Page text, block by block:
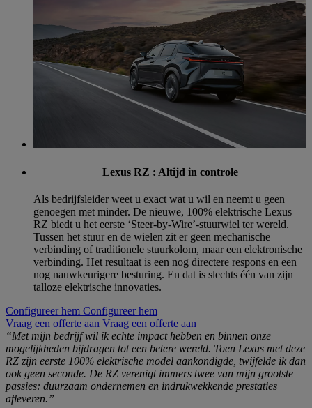
Lexus RZ : Altijd in controle
Als bedrijfsleider weet u exact wat u wil en neemt u geen
genoegen met minder. De nieuwe, 100% elektrische Lexus
RZ biedt u het eerste ‘Steer-by-Wire’-stuurwiel ter wereld.
Tussen het stuur en de wielen zit er geen mechanische
verbinding of traditionele stuurkolom, maar een elektronische
verbinding. Het resultaat is een nog directere respons en een
nog nauwkeurigere besturing. En dat is slechts één van zijn
talloze elektrische innovaties.
Configureer hem Configureer hem
Vraag een offerte aan Vraag een offerte aan
“Met mijn bedrijf wil ik echte impact hebben en binnen onze
mogelijkheden bijdragen tot een betere wereld. Toen Lexus met deze
RZ zijn eerste 100% elektrische model aankondigde, twijfelde ik dan
ook geen seconde. De RZ verenigt immers twee van mijn grootste
passies: duurzaam ondernemen en indrukwekkende prestaties
afleveren.”